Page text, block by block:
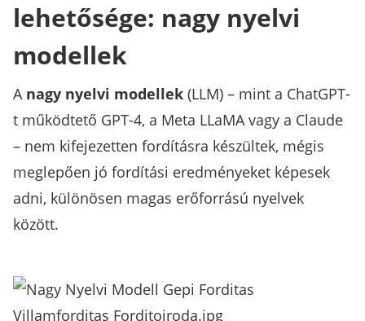
lehetősége: nagy nyelvi
modellek
A nagy nyelvi modellek (LLM) – mint a ChatGPT-
t működtető GPT-4, a Meta LLaMA vagy a Claude
– nem kifejezetten fordításra készültek, mégis
meglepően jó fordítási eredményeket képesek
adni, különösen magas erőforrású nyelvek
között.